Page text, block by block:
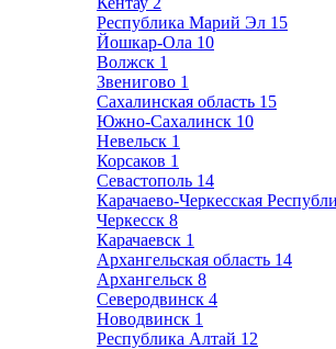
Республика Марий Эл 15
Йошкар-Ола 10
Волжск 1
Звенигово 1
Сахалинская область 15
Южно-Сахалинск 10
Невельск 1
Корсаков 1
Севастополь 14
Карачаево-Черкесская
Черкесск 8
Карачаевск 1
Архангельская область 14
Архангельск 8
Северодвинск 4
Новодвинск 1
Республика Алтай 12